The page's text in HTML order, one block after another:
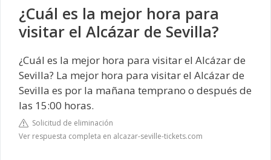
¿Cuál es la mejor hora para
visitar el Alcázar de Sevilla?
¿Cuál es la mejor hora para visitar el Alcázar de
Sevilla? La mejor hora para visitar el Alcázar de
Sevilla es por la mañana temprano o después de
las 15:00 horas.
Solicitud de eliminación
Ver respuesta completa en alcazar-seville-tickets.com